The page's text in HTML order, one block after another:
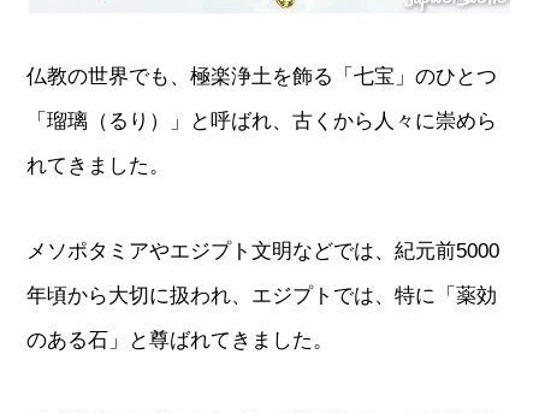
仏教の世界でも、極楽浄土を飾る「七宝」のひとつ
「瑠璃（るり）」と呼ばれ、古くから人々に崇めら
れてきました。
メソポタミアやエジプト文明などでは、紀元前5000
年頃から大切に扱われ、エジプトでは、特に「薬効
のある石」と尊ばれてきました。